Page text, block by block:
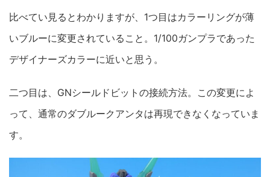
比べてい見るとわかりますが、1つ目はカラーリングが薄
いブルーに変更されていること。1/100ガンプラであった
デザイナーズカラーに近いと思う。
二つ目は、GNシールドビットの接続方法。この変更によ
って、通常のダブルークアンタは再現できなくなっていま
す。